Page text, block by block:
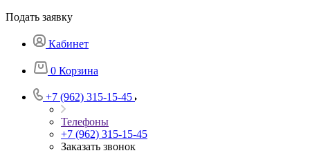
Подать заявку
Кабинет
0 Корзина
+7 (962) 315-15-45
Телефоны
+7 (962) 315-15-45
Заказать звонок